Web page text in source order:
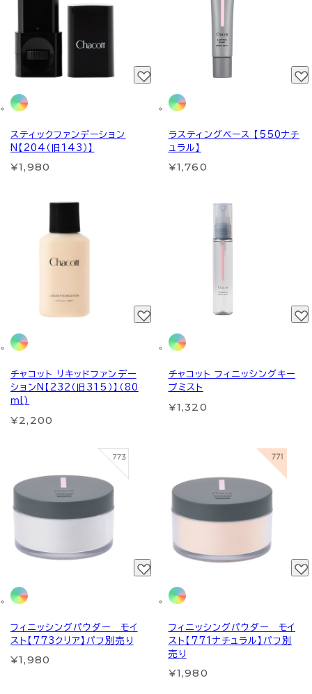
スティックファンデーション
N【204（旧143）】
¥1,980
ラスティングベース 【550ナチ
ュラル】
¥1,760
チャコット リキッドファンデー
ションN【232（旧315）】（80
ｍl)
¥2,200
チャコット フィニッシングキー
プミスト
¥1,320
フィニッシングパウダー モイ
スト【773クリア】パフ別売り
¥1,980
フィニッシングパウダー モイ
スト【771ナチュラル】パフ別
売り
¥1,980